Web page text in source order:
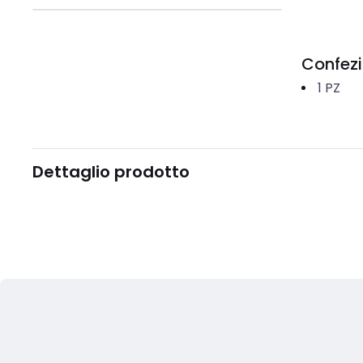
1 PZ
Dettaglio prodotto